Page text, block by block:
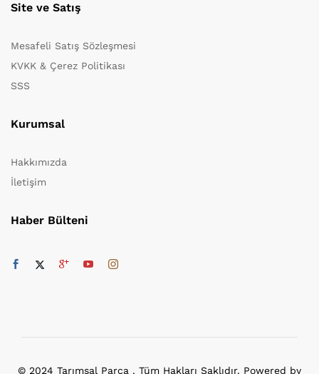
Site ve Satış
Mesafeli Satış Sözleşmesi
KVKK & Çerez Politikası
SSS
Kurumsal
Hakkımızda
İletişim
Haber Bülteni
© 2024 Tarımsal Parça . Tüm Hakları Saklıdır. Powered by